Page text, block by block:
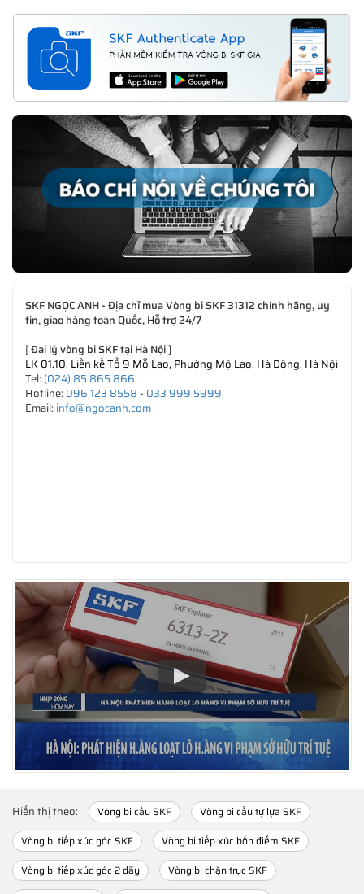
SKF NGỌC ANH - Địa chỉ mua Vòng bi SKF 31312 chính hãng, uy
tín, giao hàng toàn Quốc, Hỗ trợ 24/7
[Đại lý vòng bi SKF tại Hà Nội]
LK 01.10, Liền kề Tổ 9 Mỗ Lao, Phường Mộ Lao, Hà Đông, Hà Nội
Tel: (024) 85 865 866
Hotline: 096 123 8558- 033 999 5999
Email: info@ngocanh.com
Hiển thị theo: Vòng bi cầu SKF
Vòng bi cầu tự lựa SKF
Vòng bi tiếp xúc góc SKF
Vòng bi tiếp xúc bốn điểm SKF
Vòng bi tiếp xúc góc 2 dãy
Vòng bi chặn trục SKF